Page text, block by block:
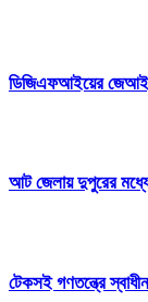
ডিজিএফআইয়ের
আট জেলায় দুপুরের
টেকসই গণতন্ত্রে